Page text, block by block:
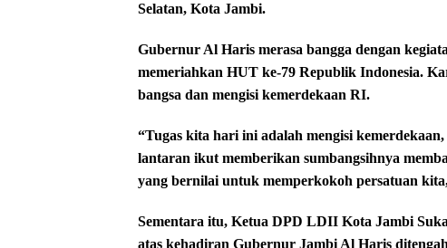
Selatan, Kota Jambi.
Gubernur Al Haris merasa bangga dengan
memeriahkan HUT ke-79 Republik Indonesia.
bangsa dan mengisi kemerdekaan RI.
“Tugas kita hari ini adalah mengisi
lantaran ikut memberikan sumbangsihnya
yang bernilai untuk memperkokoh persatuan
Sementara itu, Ketua DPD LDII Kota Jambi
atas kehadiran Gubernur Jambi Al Haris